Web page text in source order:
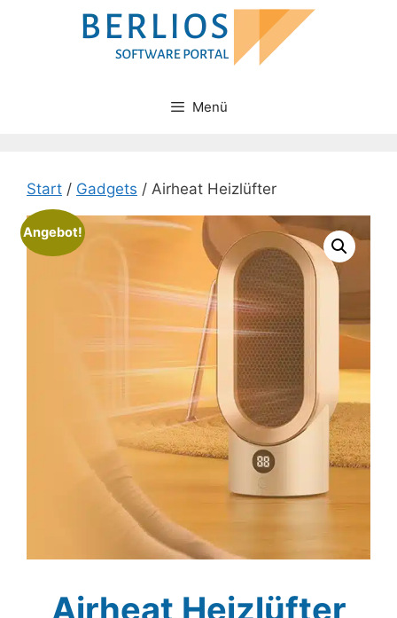
Menü
Start / Gadgets / Airheat Heizlüfter
Angebot!
Airheat Heizlüfter